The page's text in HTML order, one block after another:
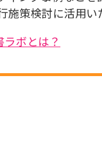
策検討に活用い
ラボとは？